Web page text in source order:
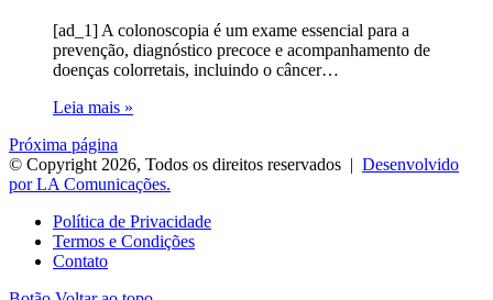
[ad_1] A colonoscopia é um exame essencial para a
prevenção, diagnóstico precoce e acompanhamento de
doenças colorretais, incluindo o câncer…
Leia mais »
Próxima página
© Copyright 2026, Todos os direitos reservados | Desenvolvido
por LA Comunicações.
Política de Privacidade
Termos e Condições
Contato